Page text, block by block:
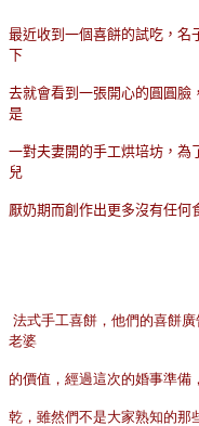
最近收到一個喜餅的試吃，名
下
去就會看到一張開心的圓圓臉
是
一對夫妻開的手工烘培坊，為
兒
厭奶期而創作出更多沒有任何
法式手工喜餅，他們的喜餅
老婆
的價值，經過這次的婚事準備
乾，雖然們不是大家熟知的那